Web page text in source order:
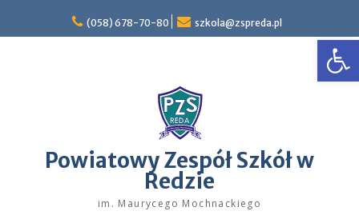
content
(058) 678-70-80 szkola@zspreda.pl
Powiatowy Zespół Szkół w
Redzie
im. Maurycego Mochnackiego